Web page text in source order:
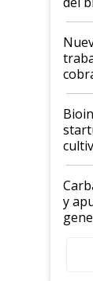
y